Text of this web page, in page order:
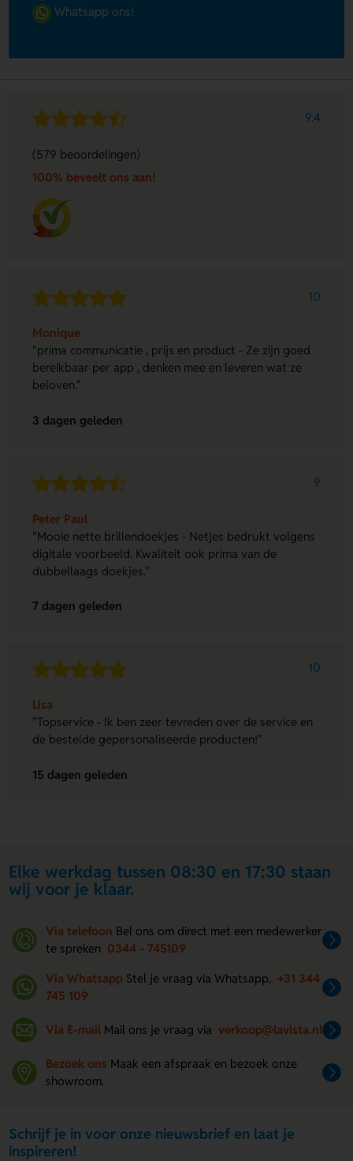
Whatsapp ons!
9.4
(579 beoordelingen)
100% beveelt ons aan!
10
Monique
"prima communicatie , prijs en product - Ze zijn goed
bereikbaar per app , denken mee en leveren wat ze
beloven."
3 dagen geleden
9
Peter Paul
"Mooie nette brillendoekjes - Netjes bedrukt volgens
digitale voorbeeld. Kwaliteit ook prima van de
dubbellaags doekjes."
7 dagen geleden
10
Lisa
"Topservice - Ik ben zeer tevreden over de service en
de bestelde gepersonaliseerde producten!"
15 dagen geleden
Elke werkdag tussen 08:30 en 17:30 staan
wij voor je klaar.
Via telefoon Bel ons om direct met een medewerker
te spreken 0344 - 745109
Via Whatsapp Stel je vraag via Whatsapp. +31 344
745 109
Via E-mail Mail ons je vraag via verkoop@lavista.nl
Bezoek ons Maak een afspraak en bezoek onze
showroom.
Schrijf je in voor onze nieuwsbrief en laat je
inspireren!